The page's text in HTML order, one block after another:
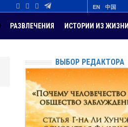
EN 中国
РАЗВЛЕЧЕНИЯ ИСТОРИИ ИЗ ЖИЗНИ
ВЫБОР РЕДАКТОРА